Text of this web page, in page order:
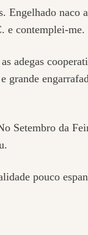
naco
e contemplei-me.
Setembro da
pouco